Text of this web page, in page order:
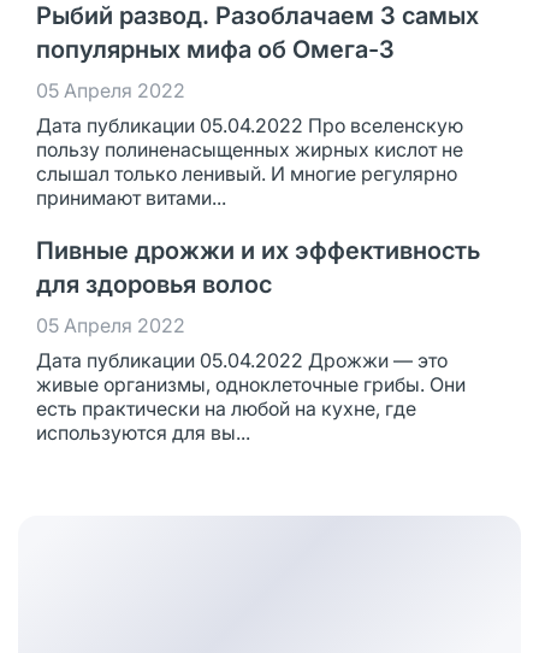
Рыбий развод. Разоблачаем 3 самых
популярных мифа об Омега-3
05 Апреля 2022
Дата публикации 05.04.2022 Про вселенскую
пользу полиненасыщенных жирных кислот не
слышал только ленивый. И многие регулярно
принимают витами...
Пивные дрожжи и их эффективность
для здоровья волос
05 Апреля 2022
Дата публикации 05.04.2022 Дрожжи — это
живые организмы, одноклеточные грибы. Они
есть практически на любой на кухне, где
используются для вы...